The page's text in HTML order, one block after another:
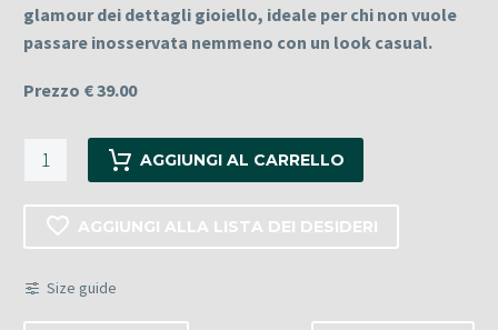
glamour dei dettagli gioiello, ideale per chi non vuole
passare inosservata nemmeno con un look casual.
Prezzo € 39.00
FRANGE
LUMINA
bianco
e
AGGIUNGI AL CARRELLO
AGGIUNGI ALLA LISTA DEI DESIDERI
Size guide